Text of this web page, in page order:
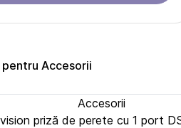
Accesorii
Accesorii
priză de perete cu 1 port